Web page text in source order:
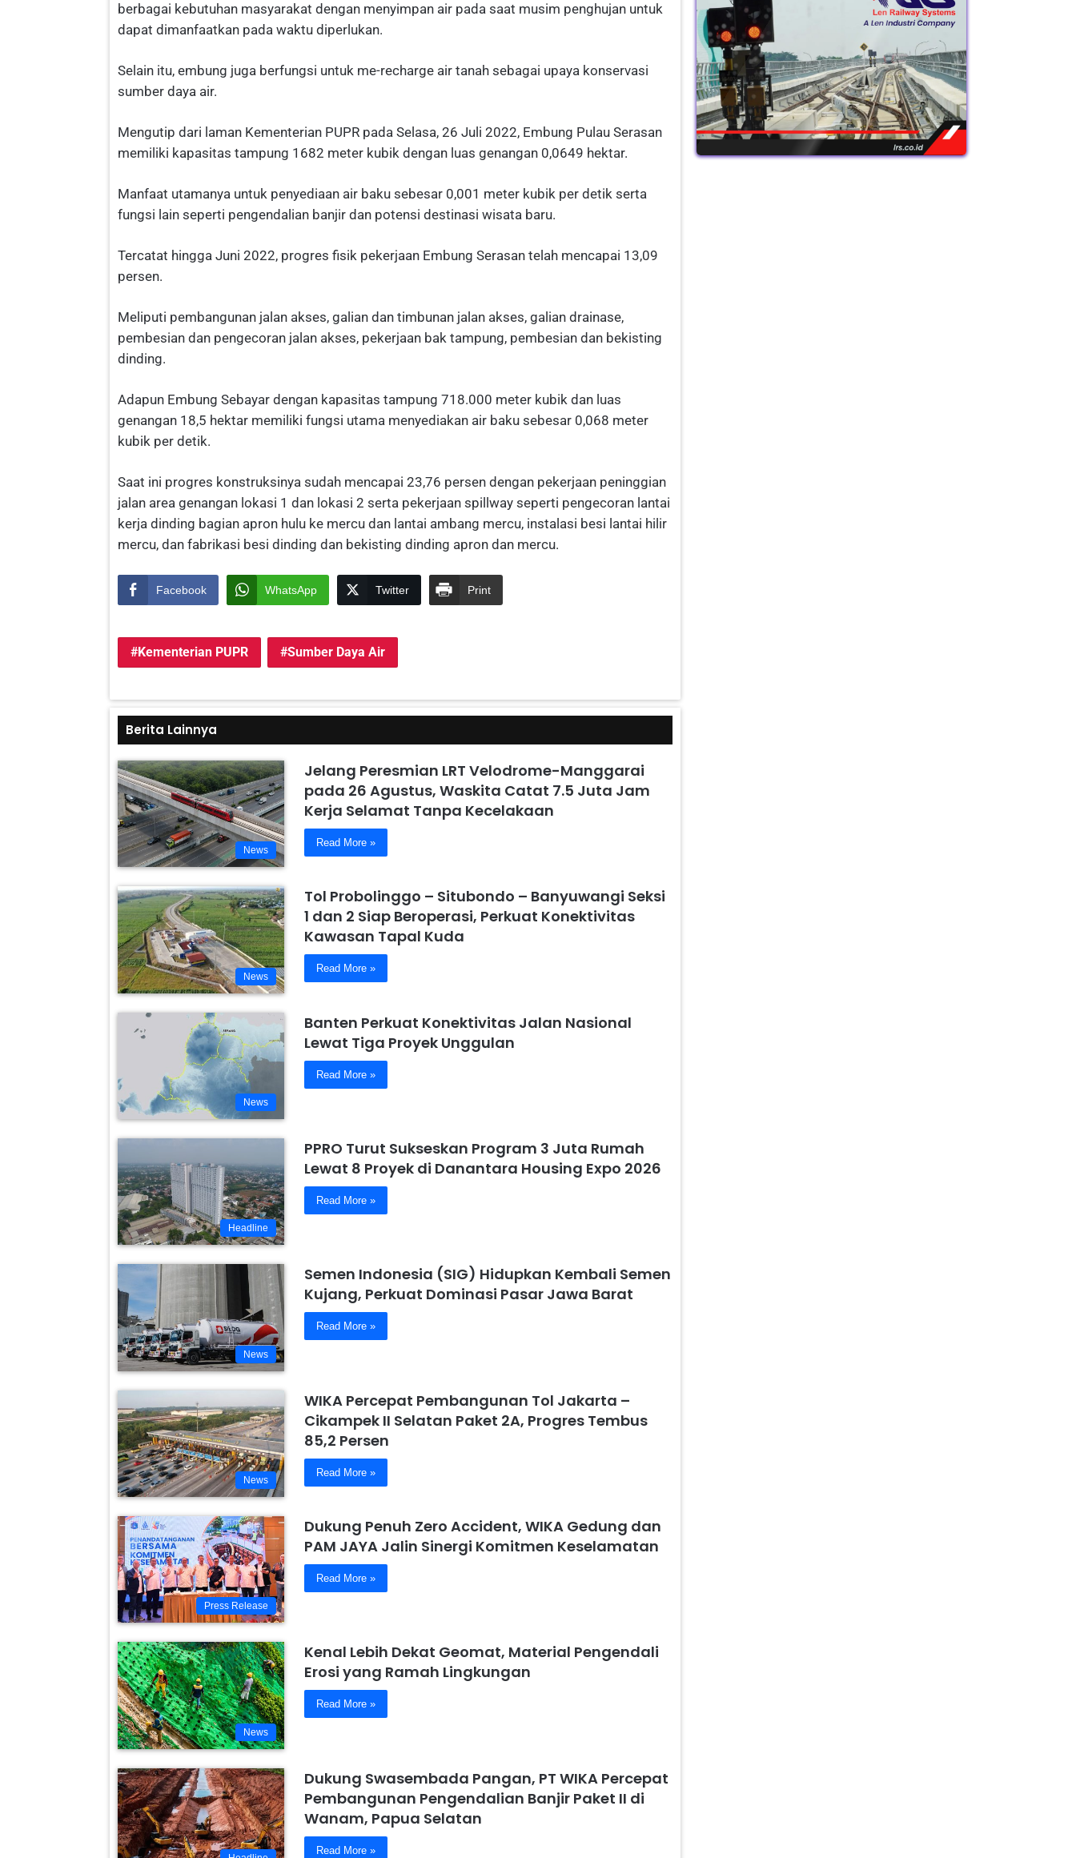
berbagai kebutuhan masyarakat dengan menyimpan air pada saat musim penghujan untuk
dapat dimanfaatkan pada waktu diperlukan.
Selain itu, embung juga berfungsi untuk me-recharge air tanah sebagai upaya konservasi
sumber daya air.
Mengutip dari laman Kementerian PUPR pada Selasa, 26 Juli 2022, Embung Pulau Serasan
memiliki kapasitas tampung 1682 meter kubik dengan luas genangan 0,0649 hektar.
Manfaat utamanya untuk penyediaan air baku sebesar 0,001 meter kubik per detik serta
fungsi lain seperti pengendalian banjir dan potensi destinasi wisata baru.
Tercatat hingga Juni 2022, progres fisik pekerjaan Embung Serasan telah mencapai 13,09
persen.
Meliputi pembangunan jalan akses, galian dan timbunan jalan akses, galian drainase,
pembesian dan pengecoran jalan akses, pekerjaan bak tampung, pembesian dan bekisting
dinding.
Adapun Embung Sebayar dengan kapasitas tampung 718.000 meter kubik dan luas
genangan 18,5 hektar memiliki fungsi utama menyediakan air baku sebesar 0,068 meter
kubik per detik.
Saat ini progres konstruksinya sudah mencapai 23,76 persen dengan pekerjaan peninggian
jalan area genangan lokasi 1 dan lokasi 2 serta pekerjaan spillway seperti pengecoran lantai
kerja dinding bagian apron hulu ke mercu dan lantai ambang mercu, instalasi besi lantai hilir
mercu, dan fabrikasi besi dinding dan bekisting dinding apron dan mercu.
Facebook WhatsApp Twitter Print
Kementerian PUPR Sumber Daya Air
Berita Lainnya
News
Jelang Peresmian LRT Velodrome-Manggarai
pada 26 Agustus, Waskita Catat 7.5 Juta Jam
Kerja Selamat Tanpa Kecelakaan
Read More »
News
Tol Probolinggo – Situbondo – Banyuwangi Seksi
1 dan 2 Siap Beroperasi, Perkuat Konektivitas
Kawasan Tapal Kuda
Read More »
News
Banten Perkuat Konektivitas Jalan Nasional
Lewat Tiga Proyek Unggulan
Read More »
Headline
PPRO Turut Sukseskan Program 3 Juta Rumah
Lewat 8 Proyek di Danantara Housing Expo 2026
Read More »
News
Semen Indonesia (SIG) Hidupkan Kembali Semen
Kujang, Perkuat Dominasi Pasar Jawa Barat
Read More »
News
WIKA Percepat Pembangunan Tol Jakarta –
Cikampek II Selatan Paket 2A, Progres Tembus
85,2 Persen
Read More »
Press Release
Dukung Penuh Zero Accident, WIKA Gedung dan
PAM JAYA Jalin Sinergi Komitmen Keselamatan
Read More »
News
Kenal Lebih Dekat Geomat, Material Pengendali
Erosi yang Ramah Lingkungan
Read More »
Dukung Swasembada Pangan, PT WIKA Percepat
Pembangunan Pengendalian Banjir Paket II di
Wanam, Papua Selatan
Read More »